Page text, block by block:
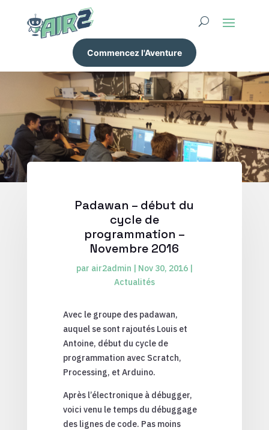
Commencez l'Aventure
Padawan – début du
cycle de
programmation –
Novembre 2016
par air2admin | Nov 30, 2016|
Actualités
Avec le groupe des padawan,
auquel se sont rajoutés Louis et
Antoine, début du cycle de
programmation avec Scratch,
Processing, et Arduino.
Après l’électronique à débugger,
voici venu le temps du débuggage
des lignes de code. Pas moins